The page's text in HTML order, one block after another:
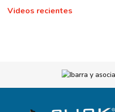
Videos recientes